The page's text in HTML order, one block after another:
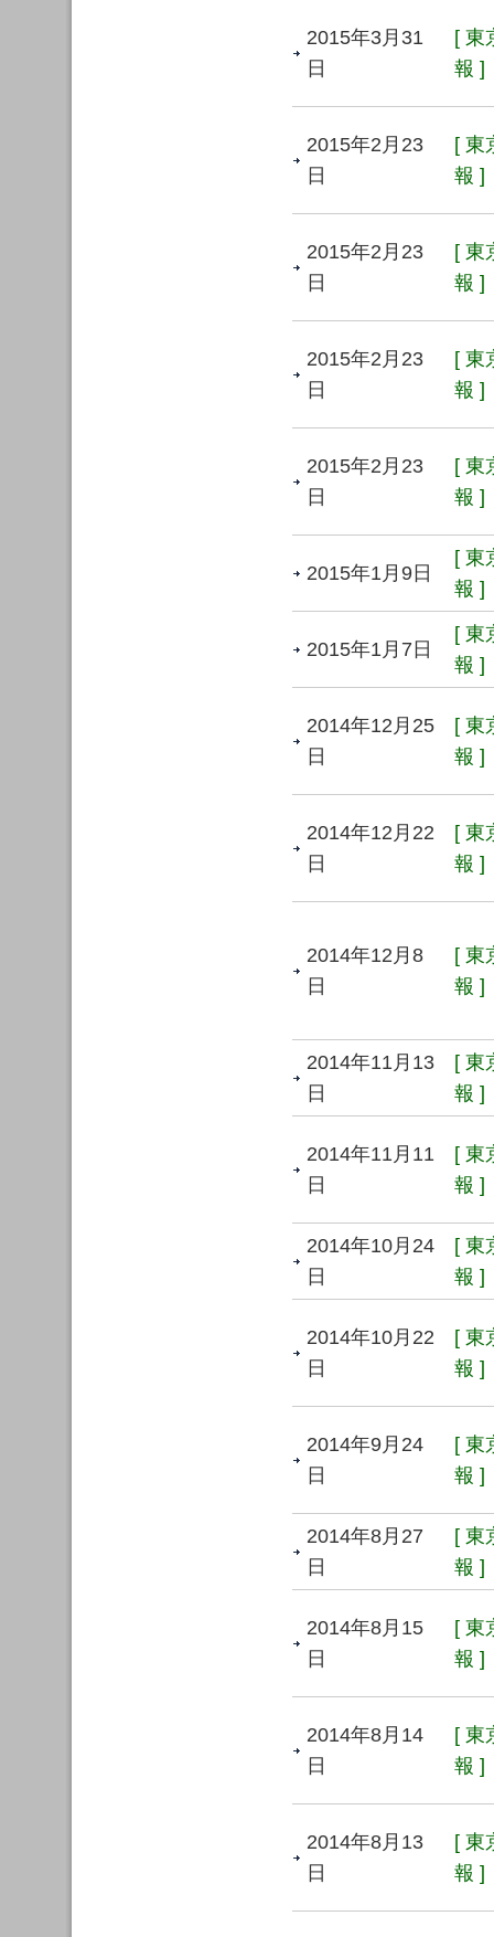
2015年3月31
日
[ 東
報 ]
2015年2月23
日
[ 東
報 ]
2015年2月23
日
[ 東
報 ]
2015年2月23
日
[ 東
報 ]
2015年2月23
日
[ 東
報 ]
2015年1月9日
[ 東
報 ]
2015年1月7日
[ 東
報 ]
2014年12月25
日
[ 東
報 ]
2014年12月22
日
[ 東
報 ]
2014年12月8
日
[ 東
報 ]
2014年11月13
日
[ 東
報 ]
2014年11月11
日
[ 東
報 ]
2014年10月24
日
[ 東
報 ]
2014年10月22
日
[ 東
報 ]
2014年9月24
日
[ 東
報 ]
2014年8月27
日
[ 東
報 ]
2014年8月15
日
[ 東
報 ]
2014年8月14
日
[ 東
報 ]
2014年8月13
日
[ 東
報 ]